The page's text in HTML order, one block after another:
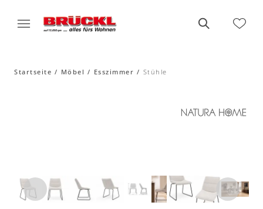
Startseite Möbel Esszimmer Stühle